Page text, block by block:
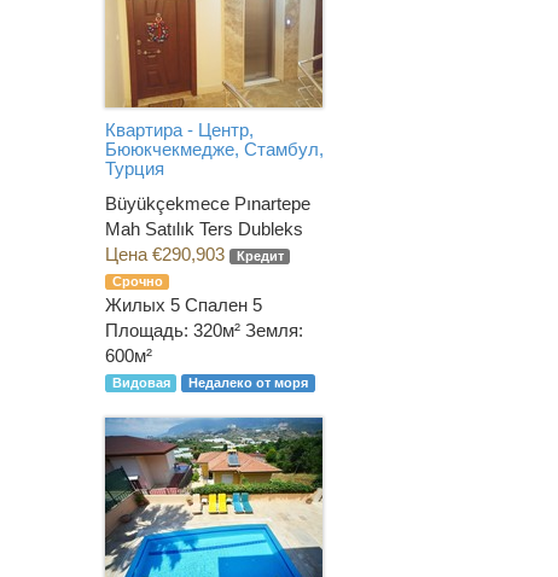
Квартира - Центр,
Бююкчекмедже, Стамбул,
Турция
Büyükçekmece Pınartepe
Mah Satılık Ters Dubleks
Цена €290,903
Кредит
Срочно
Жилых 5 Спален 5
Площадь: 320м² Земля:
600м²
Видовая Недалеко от моря